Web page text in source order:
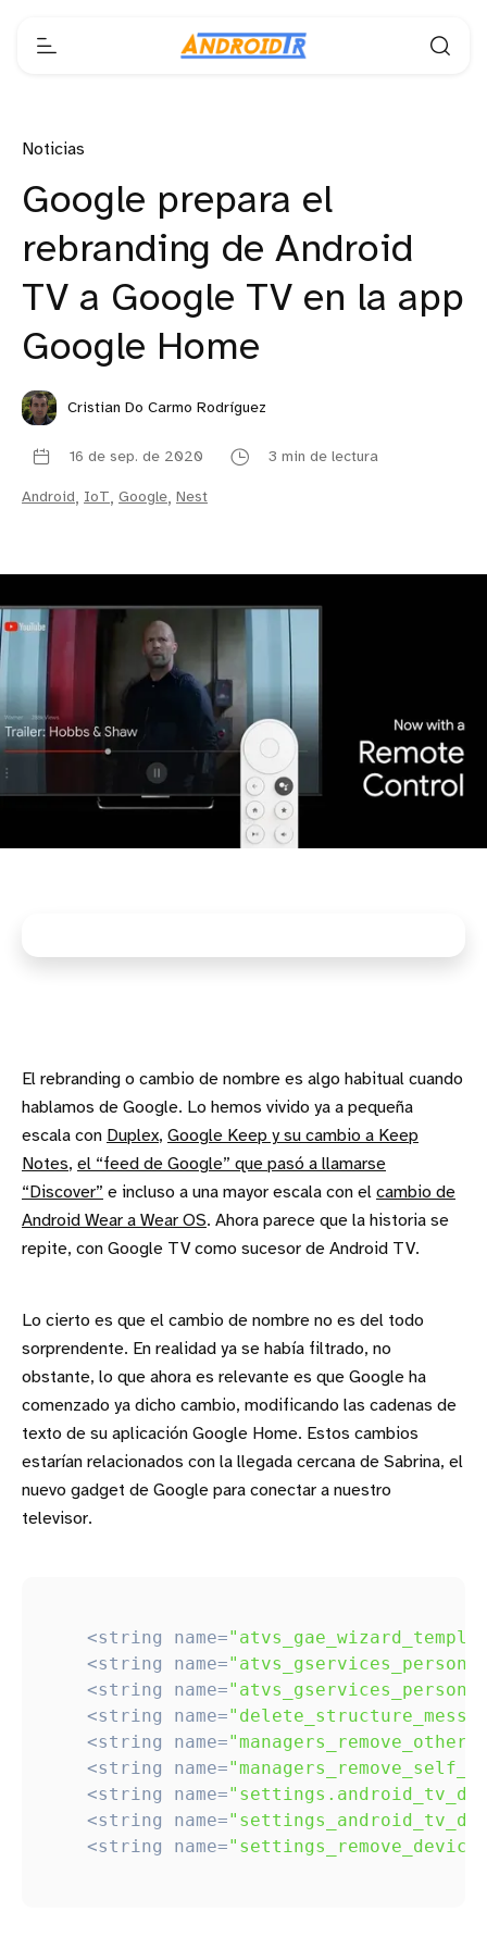
Noticias
Google prepara el
rebranding de Android
TV a Google TV en la app
Google Home
Cristian Do Carmo Rodríguez
16 de sep. de 2020 3 min de lectura
Android, IoT, Google, Nest
El rebranding o cambio de nombre es algo habitual cuando
hablamos de Google. Lo hemos vivido ya a pequeña
escala con Duplex, Google Keep y su cambio a Keep
Notes, el “feed de Google” que pasó a llamarse
“Discover” e incluso a una mayor escala con el cambio de
Android Wear a Wear OS. Ahora parece que la historia se
repite, con Google TV como sucesor de Android TV.
Lo cierto es que el cambio de nombre no es del todo
sorprendente. En realidad ya se había filtrado, no
obstante, lo que ahora es relevante es que Google ha
comenzado ya dicho cambio, modificando las cadenas de
texto de su aplicación Google Home. Estos cambios
estarían relacionados con la llegada cercana de Sabrina, el
nuevo gadget de Google para conectar a nuestro
televisor.
<string name=
<string name=
<string name=
<string name=
<string name=
<string name=
<string name=
<string name=
<string name=